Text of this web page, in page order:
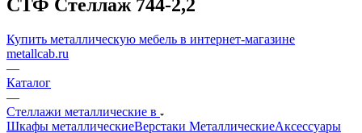
СТФ Стеллаж 744-2,2
Купить металлическую мебель в интернет-магазине
metallcab.ru
—
Каталог
—
Стеллажи металлические в
Шкафы металлическиеВерстаки МеталлическиеАксессуары